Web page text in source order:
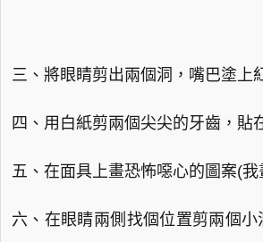
三、將眼睛剪出兩個洞，嘴巴塗上
四、用白紙剪兩個尖尖的牙齒，貼
五、在面具上畫恐怖噁心的圖案(我
六、在眼睛兩側找個位置剪兩個